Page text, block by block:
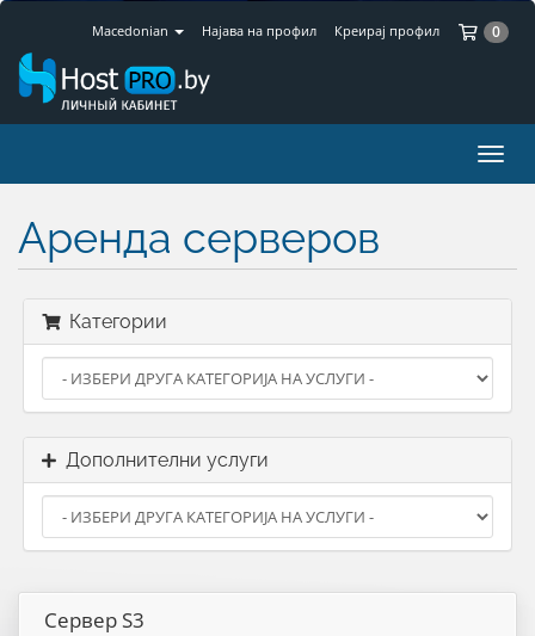
Macedonian Најава на профил Креирај профил 0
ја
Аренда серверов
Категории
Дополнителни услуги
Сервер S3